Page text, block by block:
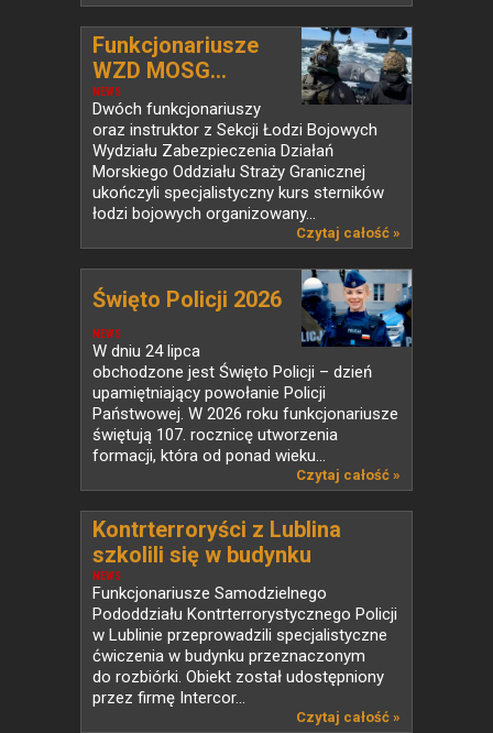
NEWS
Funkcjonariusze
WZD MOSG...
Dwóch funkcjonariuszy
oraz instruktor z Sekcji Łodzi Bojowych
Wydziału Zabezpieczenia Działań
Morskiego Oddziału Straży Granicznej
ukończyli specjalistyczny kurs sterników
łodzi bojowych organizowany...
Czytaj całość »
NEWS
Święto Policji 2026
W dniu 24 lipca
obchodzone jest Święto Policji – dzień
upamiętniający powołanie Policji
Państwowej. W 2026 roku funkcjonariusze
świętują 107. rocznicę utworzenia
formacji, która od ponad wieku...
Czytaj całość »
NEWS
Kontrterroryści z Lublina
szkolili się w budynku
przeznaczonym do rozbiórki
Funkcjonariusze Samodzielnego
Pododdziału Kontrterrorystycznego Policji
w Lublinie przeprowadzili specjalistyczne
ćwiczenia w budynku przeznaczonym
do rozbiórki. Obiekt został udostępniony
przez firmę Intercor...
Czytaj całość »